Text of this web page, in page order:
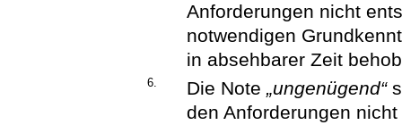
Anforderungen nicht
notwendigen
in absehbarer Zeit
6. Die Note„ungenügend“
den Anforderungen